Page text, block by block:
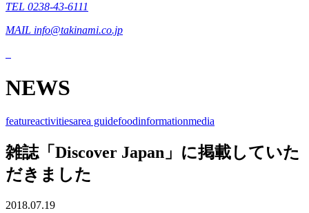
TEL 0238-43-6111
MAIL info@takinami.co.jp
NEWS
featureactivitiesarea guidefoodinformationmedia
雑誌「Discover Japan」に掲載していた
だきました
2018.07.19